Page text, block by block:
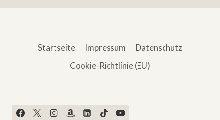
Startseite Impressum
Datenschutz
Cookie-Richtlinie (EU)